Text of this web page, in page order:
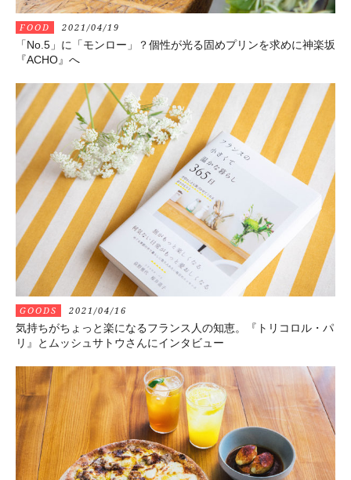
FOOD 2021/04/19
「No.5」に「モンロー」？個性が光る固めプリンを求めに神楽坂
『ACHO』へ
GOODS 2021/04/16
気持ちがちょっと楽になるフランス人の知恵。『トリコロル・パ
リ』とムッシュサトウさんにインタビュー